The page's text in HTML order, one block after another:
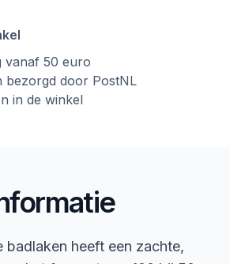
vanaf 50 euro
bezorgd door PostNL
in de winkel
badlaken heeft een zachte,